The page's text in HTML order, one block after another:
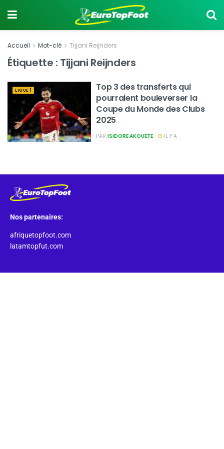
Accueil Mot-clé Tijjani Reijnders
Étiquette : Tijjani Reijnders
LIGUE 1
Top 3 des transferts qui
pourraient bouleverser la
Coupe du Monde des Clubs
2025
PAR ISIDORE AKOUETE IL Y A _
Nos partenaires:
afriquetopfoot.com
latamtopfut.com